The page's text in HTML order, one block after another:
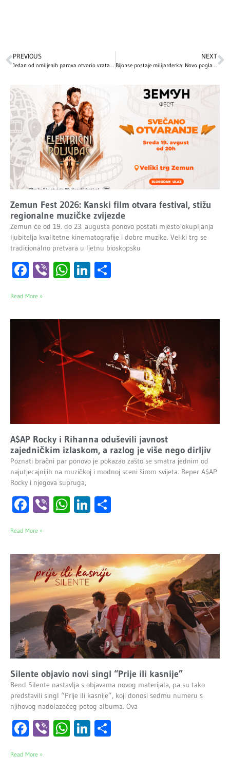
PREVIOUS
Jedan od omiljenih parova otvorio vrata svog luksuznog doma: Evo kako izgleda raskošna vila pevača i influenserke vredna 25.8 miliona!
NEXT
Bijonse postaje milijarderka: Novo poglavlje u muzici
Zemun Fest 2026: Kanski film otvara festival, stižu
regionalne muzičke zvijezde
Zemun će od 19. do 23. augusta ponovo postati mjesto okupljanja
ljubitelja kvalitetne kinematografije i dobre muzike. Veliki trg se
tradicionalno pretvara u ljetnu bioskopsku
Facebook
ViberWhatsApp
LinkedIn
Read More »
A$AP Rocky i Rihanna oduševili javnost
zajedničkim izlaskom, a razlog je više nego dirljiv
Poznati bračni par ponovo je pokazao zašto se smatra jednim od
najutjecajnijih na muzičkoj i modnoj sceni širom svijeta. Reper A$AP
Rocky i njegova supruga,
Facebook
ViberWhatsApp
LinkedIn
Read More »
Silente objavio novi singl “Prije ili kasnije”
Bend Silente nastavlja s objavama novog materijala, pa su tako
predstavili singl “Prije ili kasnije”, koji donosi sedmu numeru s
njihovog nadolazećeg petog albuma. Ova
Facebook
ViberWhatsApp
LinkedIn
Read More »